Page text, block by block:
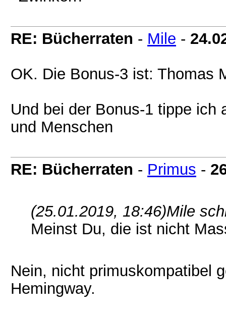
RE: Bücherraten - Mile -
OK. Die Bonus-3 ist: Thomas
Und bei der Bonus-1 tippe ich
und Menschen
RE: Bücherraten - Primus -
(25.01.2019, 18:46)Mile
Meinst Du, die ist nicht
Nein, nicht primuskompatibel
Hemingway.